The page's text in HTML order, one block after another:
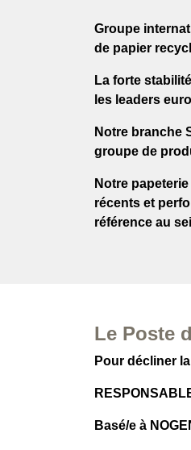
Groupe
de papier
La forte
les leaders
Notre branche
groupe de
Notre
récents et
référence au
Le Poste
Pour décliner
Basé/e à